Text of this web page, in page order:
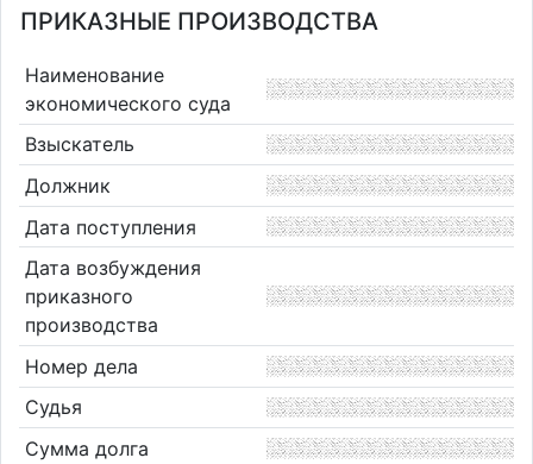
ПРИКАЗНЫЕ ПРОИЗВОДСТВА
Наименование
экономического суда
Взыскатель
Должник
Дата поступления
Дата возбуждения
приказного
производства
Номер дела
Судья
Сумма долга